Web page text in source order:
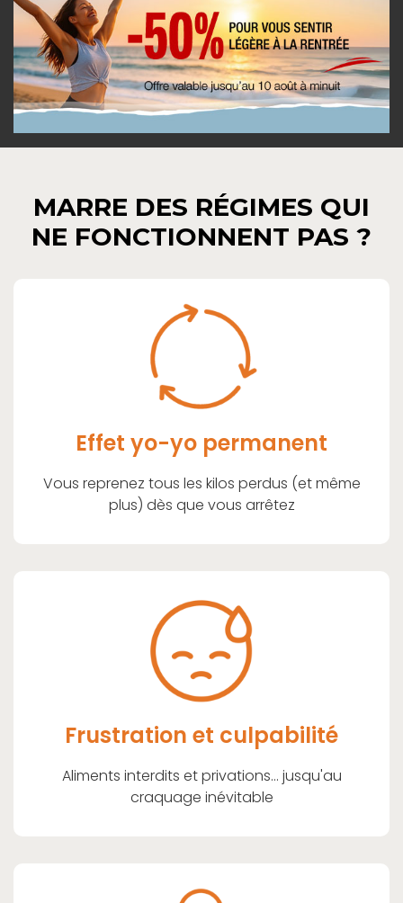
MARRE DES RÉGIMES QUI
NE FONCTIONNENT PAS ?
Effet yo-yo permanent
Vous reprenez tous les kilos perdus (et même
plus) dès que vous arrêtez
Frustration et culpabilité
Aliments interdits et privations... jusqu'au
craquage inévitable